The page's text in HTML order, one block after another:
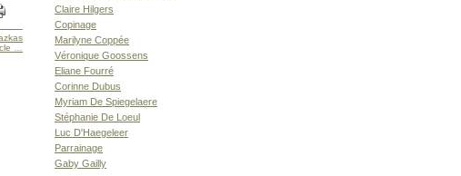
Claire Hilgers
Copinage
Marilyne Coppée
Véronique Goossens
Eliane Fourré
Corinne Dubus
Myriam De Spiegelaere
Stéphanie De Loeul
Luc D'Haegeleer
Parrainage
Gaby Gailly